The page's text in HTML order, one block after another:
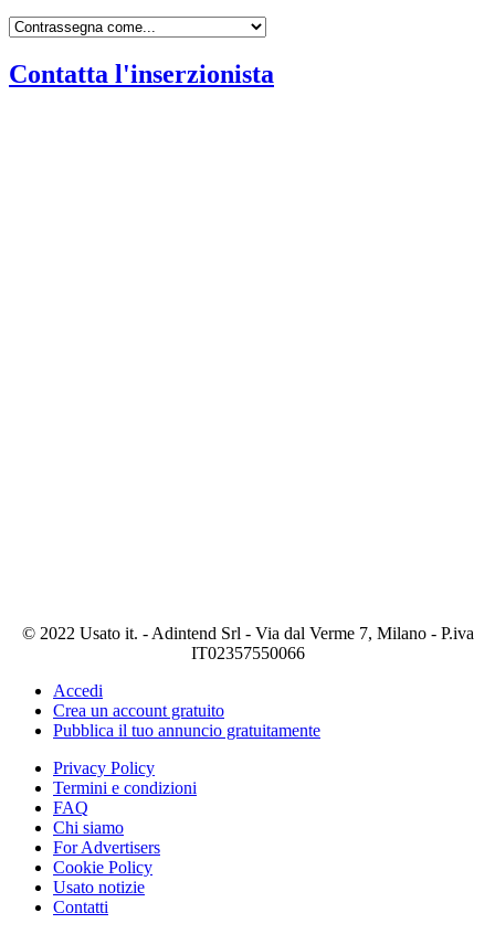
Contatta l'inserzionista
© 2022 Usato it. - Adintend Srl - Via dal Verme 7, Milano - P.iva
IT02357550066
Accedi
Crea un account gratuito
Pubblica il tuo annuncio gratuitamente
Privacy Policy
Termini e condizioni
FAQ
Chi siamo
For Advertisers
Cookie Policy
Usato notizie
Contatti